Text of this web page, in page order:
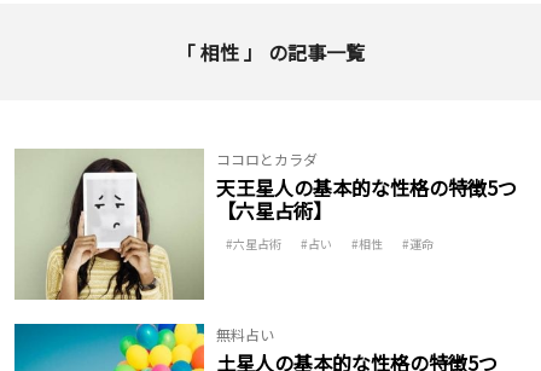
「 相性 」 の記事一覧
ココロとカラダ
天王星人の基本的な性格の特徴5つ
【六星占術】
六星占術 占い 相性 運命
無料占い
土星人の基本的な性格の特徴5つ